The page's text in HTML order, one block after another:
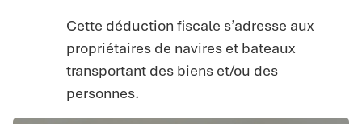
Cette déduction fiscale s’adresse aux
propriétaires de navires et bateaux
transportant des biens et/ou des
personnes.